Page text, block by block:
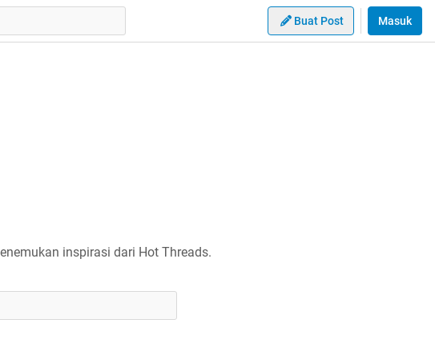
Buat Post Masuk
inspirasi dari Hot Threads.